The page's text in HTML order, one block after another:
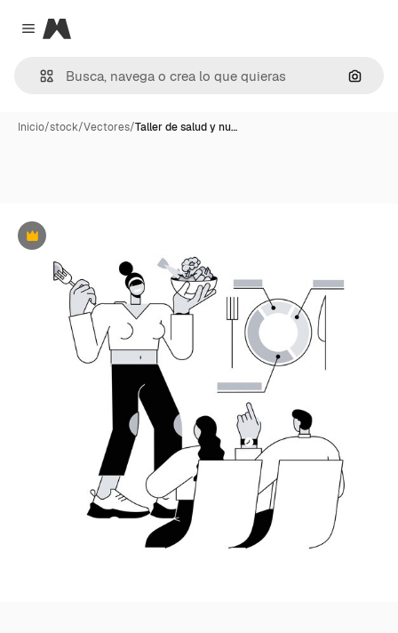
Close menu
Magnific
Inicio/stock/Vectores/Taller de salud y nu…
Premium